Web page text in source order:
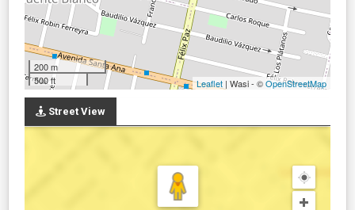
200 m
500 ft
Leaflet | Wasi - ©OpenStreetMap
Street View